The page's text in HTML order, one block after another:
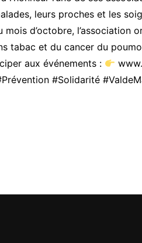
leurs proches et les
d’octobre, l’association
tabac et du cancer du
aux événements :
#Solidarité